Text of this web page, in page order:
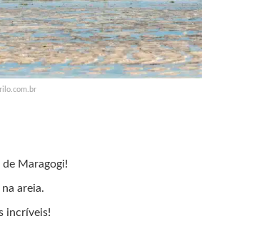
Maragogi!
areia.
incríveis!